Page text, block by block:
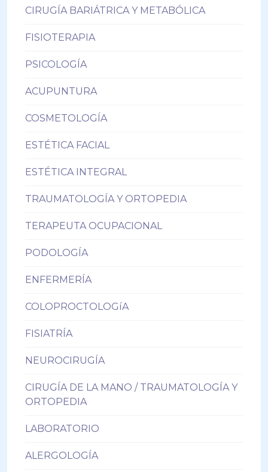
CIRUGÍA BARIÁTRICA Y METABÓLICA
FISIOTERAPIA
PSICOLOGÍA
ACUPUNTURA
COSMETOLOGÍA
ESTÉTICA FACIAL
ESTÉTICA INTEGRAL
TRAUMATOLOGÍA Y ORTOPEDIA
TERAPEUTA OCUPACIONAL
PODOLOGÍA
ENFERMERÍA
COLOPROCTOLOGíA
FISIATRÍA
NEUROCIRUGÍA
CIRUGÍA DE LA MANO / TRAUMATOLOGÍA Y
ORTOPEDIA
LABORATORIO
ALERGOLOGÍA